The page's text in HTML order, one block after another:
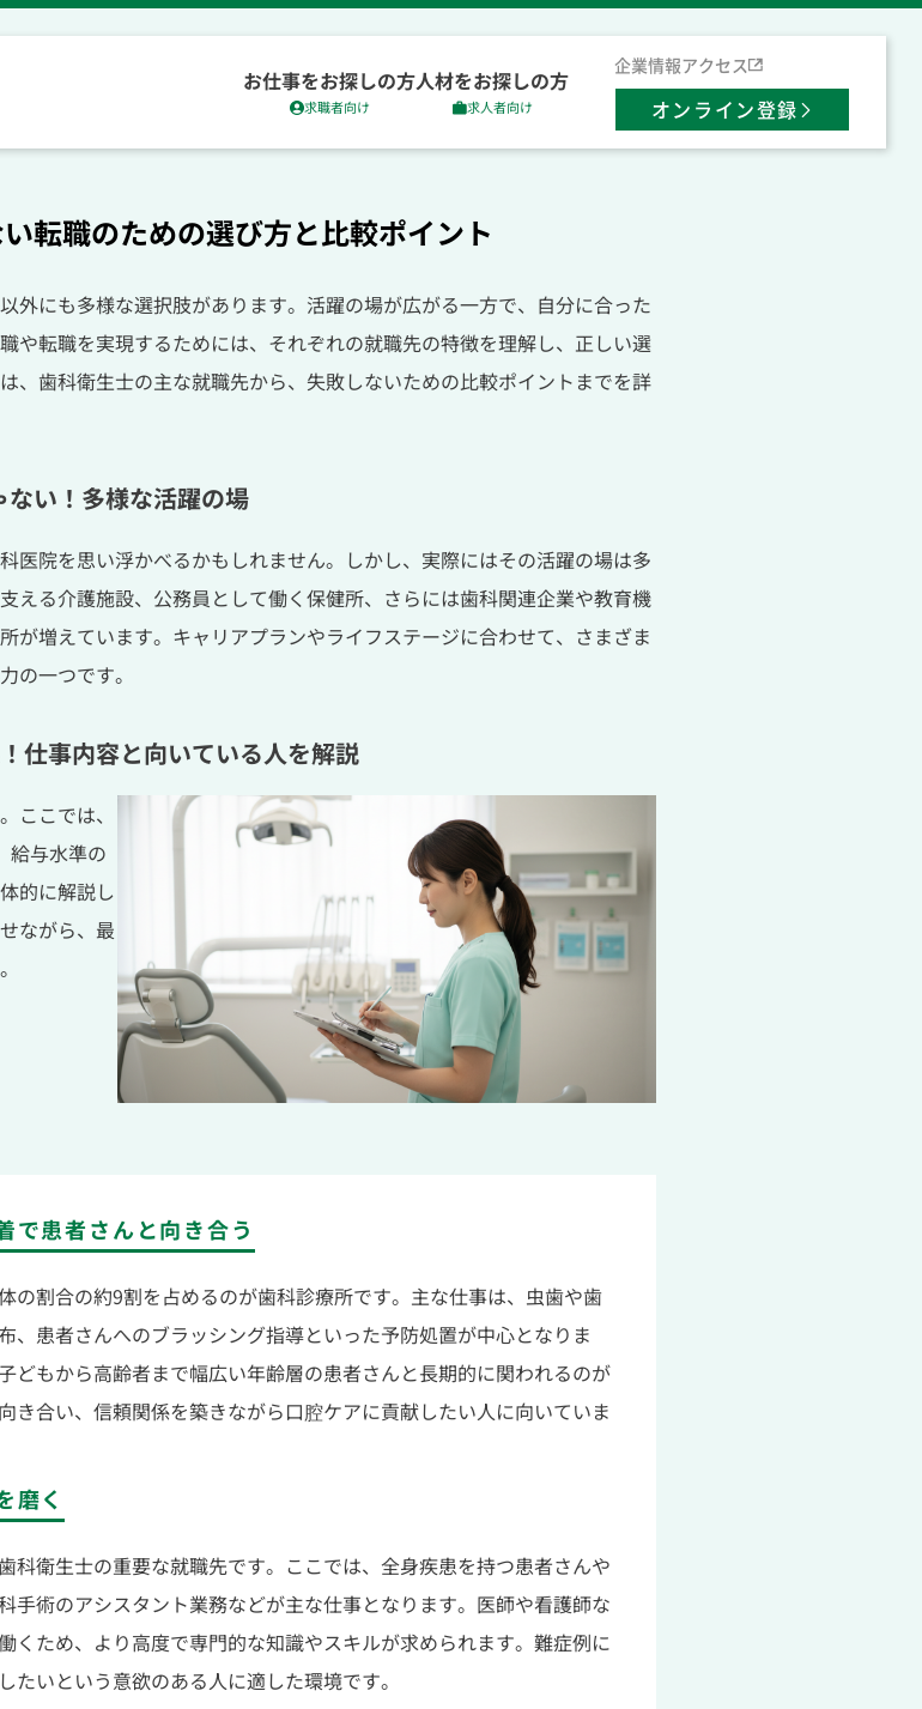
お仕事をお探しの方
求職者向け
人材をお探しの方
求人者向け
企業情報アクセス
オンライン登録
転職のための選び方と比較ポイント
外にも多様な選択肢があります。活躍の場が広がる一方で、自分に合った
や転職を実現するためには、それぞれの就職先の特徴を理解し、正しい選
、歯科衛生士の主な就職先から、失敗しないための比較ポイントまでを詳
い！多様な活躍の場
医院を思い浮かべるかもしれません。しかし、実際にはその活躍の場は多
える介護施設、公務員として働く保健所、さらには歯科関連企業や教育機
が増えています。キャリアプランやライフステージに合わせて、さまざま
の一つです。
仕事内容と向いている人を解説
ここでは、
給与水準の
的に解説し
ながら、最
で患者さんと向き合う
の割合の約9割を占めるのが歯科診療所です。主な仕事は、虫歯や歯
、患者さんへのブラッシング指導といった予防処置が中心となりま
どもから高齢者まで幅広い年齢層の患者さんと長期的に関われるのが
き合い、信頼関係を築きながら口腔ケアに貢献したい人に向いていま
磨く
科衛生士の重要な就職先です。ここでは、全身疾患を持つ患者さんや
手術のアシスタント業務などが主な仕事となります。医師や看護師な
くため、より高度で専門的な知識やスキルが求められます。難症例に
いという意欲のある人に適した環境です。